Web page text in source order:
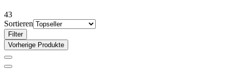
43
Sortieren
Filter
Vorherige Produkte